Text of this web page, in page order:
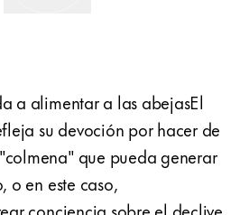
a alimentar a las abejasEl
su devoción por hacer de
que pueda generar
o en este caso,